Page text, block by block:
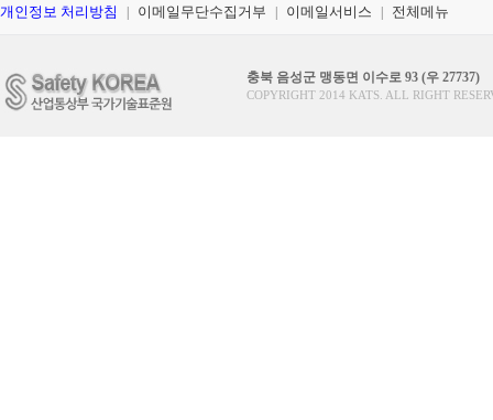
개인정보 처리방침 이메일무단수집거부 이메일서비스 전체메뉴
충북 음성군 맹동면 이수로 93 (우 27737)
COPYRIGHT 2014 KATS. ALL RIGHT